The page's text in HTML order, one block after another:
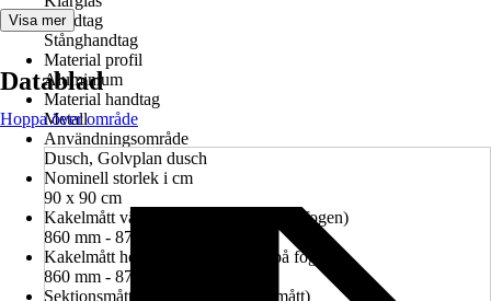
Handtag
Stånghandtag
Material profil
Aluminium
Material handtag
Metall
Användningsområde
Dusch, Golvplan dusch
Nominell storlek i cm
90 x 90 cm
Kakelmått vänster (glasrutans mitt på fogen)
860 mm - 874 mm
Kakelmått höger (glasrutans mitt på fogen)
860 mm - 874 mm
Sektionsmått vänster (duschkabinmått)
Visa mer
Datablad
Hoppa över område